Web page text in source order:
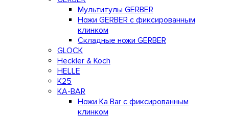
Мультитулы GERBER
Ножи GERBER с фиксированным
клинком
Складные ножи GERBER
GLOCK
Heckler & Koch
HELLE
K25
KA-BAR
Ножи Ka Bar c фиксированным
клинком